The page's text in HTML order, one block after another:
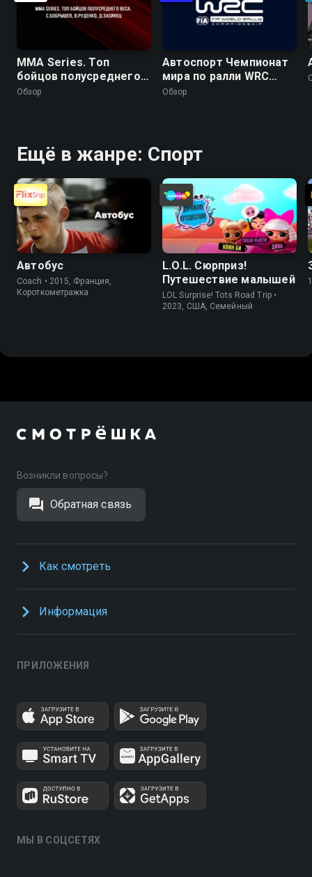
MMA Series. Топ
бойцов полусреднего
веса. С.Бобрышев,
Обзор
Автоспорт Чемпионат
мира по ралли WRC
2026. Обзор 10 этапа -
Обзор
Ещё в жанре: Спорт
Автобус
Coach • 2015, Франция,
Короткометражка
L.O.L. Сюрприз!
Путешествие малышей
LOL Surprise! Tots Road Trip •
2023, США, Cемейный
Возникли вопросы?
Обратная связь
Как смотреть
Информация
ПРИЛОЖЕНИЯ
МЫ В СОЦСЕТЯХ